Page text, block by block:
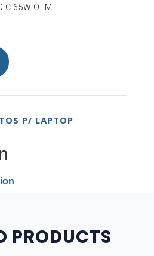
C 65W OEM
P/ LAPTOP
PRODUCTS